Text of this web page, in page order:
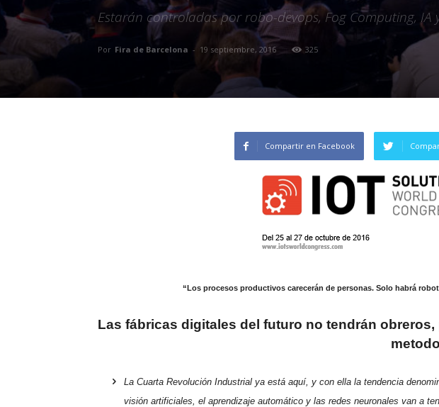
Estarán controladas por robo-devops, Fog Computing, IA
Por Fira de Barcelona - 19 septiembre, 2016 325
Compartir en Facebook
“Los procesos productivos carecerán de personas. Solo habrá
Las fábricas digitales del futuro no tendrán
La Cuarta Revolución Industrial ya está aquí, y con ella la tendencia
visión artificiales, el aprendizaje automático y las redes neuronales van a